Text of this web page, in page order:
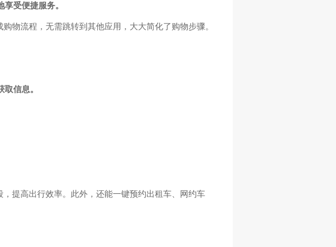
享受便捷服务。
物流程，无需跳转到其他应用，大大简化了购物步骤。
信息。
提高出行效率。此外，还能一键预约出租车、网约车